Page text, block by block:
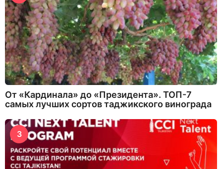
От «Кардинала» до «Президента». ТОП-7
самых лучших сортов таджикского винограда
3